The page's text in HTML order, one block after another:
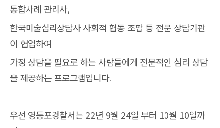
통합사례 관리사,
한국미술심리상담사 사회적 협동 조합 등 전문 상담기관
이 협업하여
가정 상담을 필요로 하는 사람들에게 전문적인 심리 상담
을 제공하는 프로그램입니다.
우선 영등포경찰서는 22년 9월 24일 부터 10월 10일까